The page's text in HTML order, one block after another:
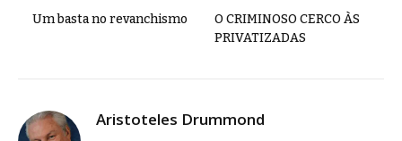
Um basta no revanchismo
O CRIMINOSO CERCO ÀS
PRIVATIZADAS
Aristoteles Drummond